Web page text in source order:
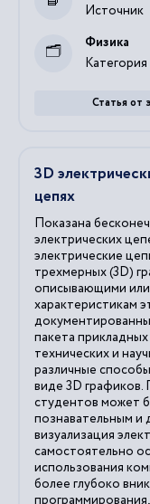
Источник
Категория
Физика
Статья от
3D
цепях
Показана
электрических
электрические
трехмерных (3D)
описывающими или
характеристикам
пакета
технических и
различные
виде 3D графиков.
студентов может
познавательным и
визуализация
самостоятельно
использования
более глубоко